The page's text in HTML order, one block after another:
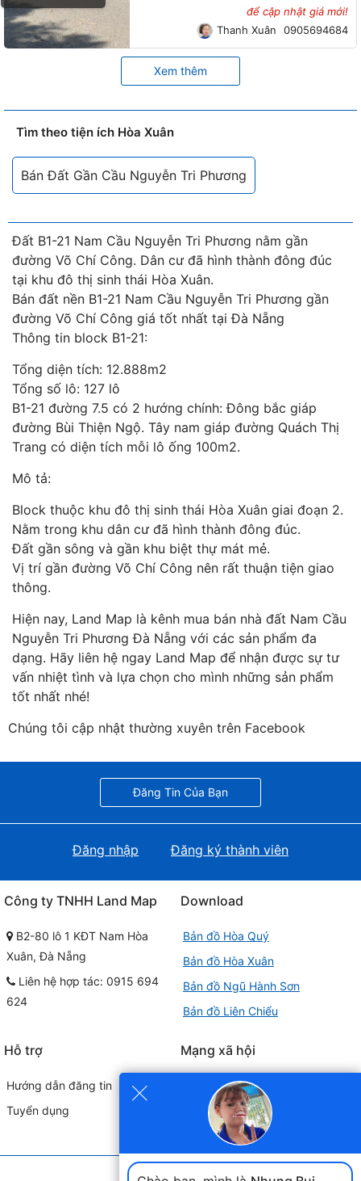
để cập nhật giá mới!
Thanh Xuân
0905694684
Xem thêm
Tìm theo tiện ích Hòa Xuân
Bán Đất Gần Cầu Nguyễn Tri Phương
Đất B1-21 Nam Cầu Nguyễn Tri Phương nằm gần
đường Võ Chí Công. Dân cư đã hình thành đông đúc
tại khu đô thị sinh thái Hòa Xuân.
Bán đất nền B1-21 Nam Cầu Nguyễn Tri Phương gần
đường Võ Chí Công giá tốt nhất tại Đà Nẵng
Thông tin block B1-21:
Tổng diện tích: 12.888m2
Tổng số lô: 127 lô
B1-21 đường 7.5 có 2 hướng chính: Đông bắc giáp
đường Bùi Thiện Ngộ. Tây nam giáp đường Quách Thị
Trang có diện tích mỗi lô ống 100m2.
Mô tả:
Block thuộc khu đô thị sinh thái Hòa Xuân giai đoạn 2.
Nằm trong khu dân cư đã hình thành đông đúc.
Đất gần sông và gần khu biệt thự mát mẻ.
Vị trí gần đường Võ Chí Công nên rất thuận tiện giao
thông.
Hiện nay, Land Map là kênh mua bán nhà đất Nam Cầu
Nguyễn Tri Phương Đà Nẵng với các sản phẩm đa
dạng. Hãy liên hệ ngay Land Map để nhận được sự tư
vấn nhiệt tình và lựa chọn cho mình những sản phẩm
tốt nhất nhé!
Chúng tôi cập nhật thường xuyên trên Facebook
×
Đăng Tin Của Bạn
Đăng nhập Đăng ký thành viên
Công ty TNHH Land Map
B2-80 lô 1 KĐT Nam Hòa
Xuân, Đà Nẵng
Liên hệ hợp tác: 0915 694
624
Download
Bản đồ Hòa Quý
Bản đồ Hòa Xuân
Bản đồ Ngũ Hành Sơn
Bản đồ Liên Chiểu
Hỗ trợ
Hướng dẫn đăng tin
Tuyển dụng
Mạng xã hội